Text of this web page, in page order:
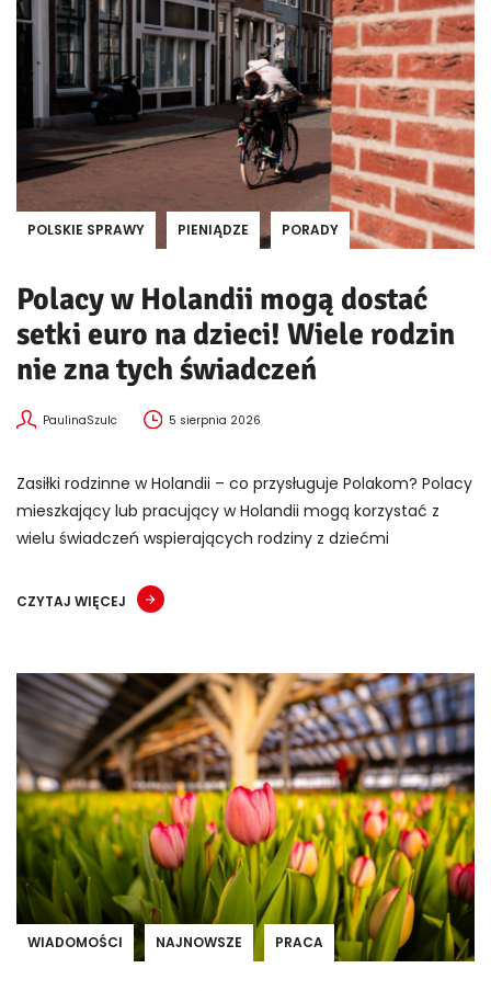
POLSKIE SPRAWY PIENIĄDZE PORADY
Polacy w Holandii mogą dostać
setki euro na dzieci! Wiele rodzin
nie zna tych świadczeń
PaulinaSzulc 5 sierpnia 2026
Zasiłki rodzinne w Holandii – co przysługuje Polakom? Polacy
mieszkający lub pracujący w Holandii mogą korzystać z
wielu świadczeń wspierających rodziny z dziećmi
CZYTAJ WIĘCEJ
WIADOMOŚCI NAJNOWSZE PRACA